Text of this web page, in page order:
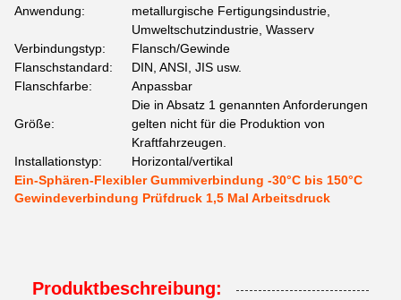
Anwendung:
metallurgische Fertigungsindustrie,
Umweltschutzindustrie, Wasserv
Verbindungstyp:
Flansch/Gewinde
Flanschstandard:
DIN, ANSI, JIS usw.
Flanschfarbe:
Anpassbar
Größe:
Die in Absatz 1 genannten Anforderungen
gelten nicht für die Produktion von
Kraftfahrzeugen.
Installationstyp:
Horizontal/vertikal
Ein-Sphären-Flexibler Gummiverbindung -30°C bis 150°C
Gewindeverbindung Prüfdruck 1,5 Mal Arbeitsdruck
Produktbeschreibung: